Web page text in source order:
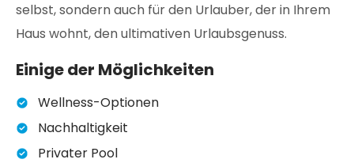
selbst, sondern auch für den Urlauber, der in Ihrem
Haus wohnt, den ultimativen Urlaubsgenuss.
Einige der Möglichkeiten
Wellness-Optionen
Nachhaltigkeit
Privater Pool